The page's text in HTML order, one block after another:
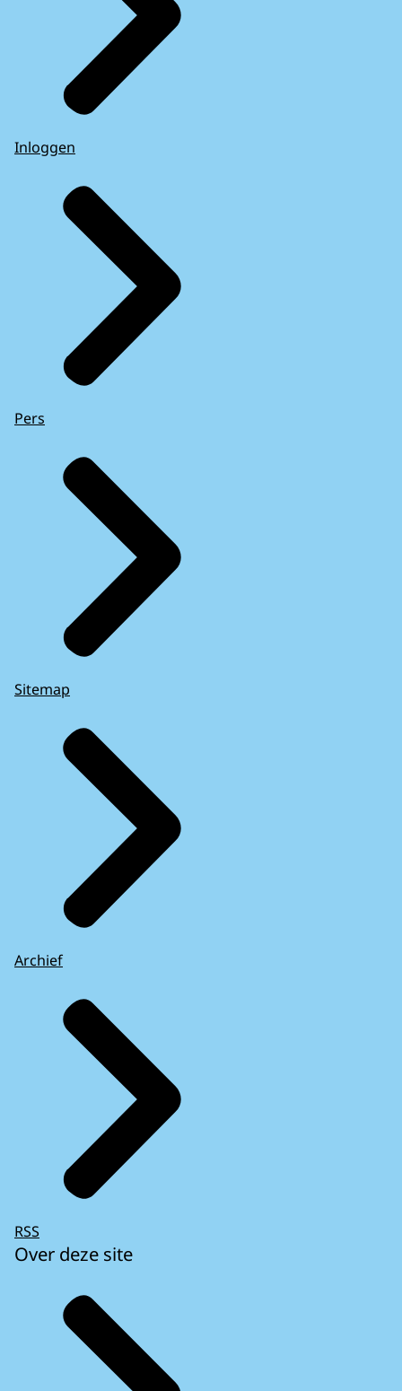
Inloggen
Pers
Sitemap
Archief
RSS
Over deze site